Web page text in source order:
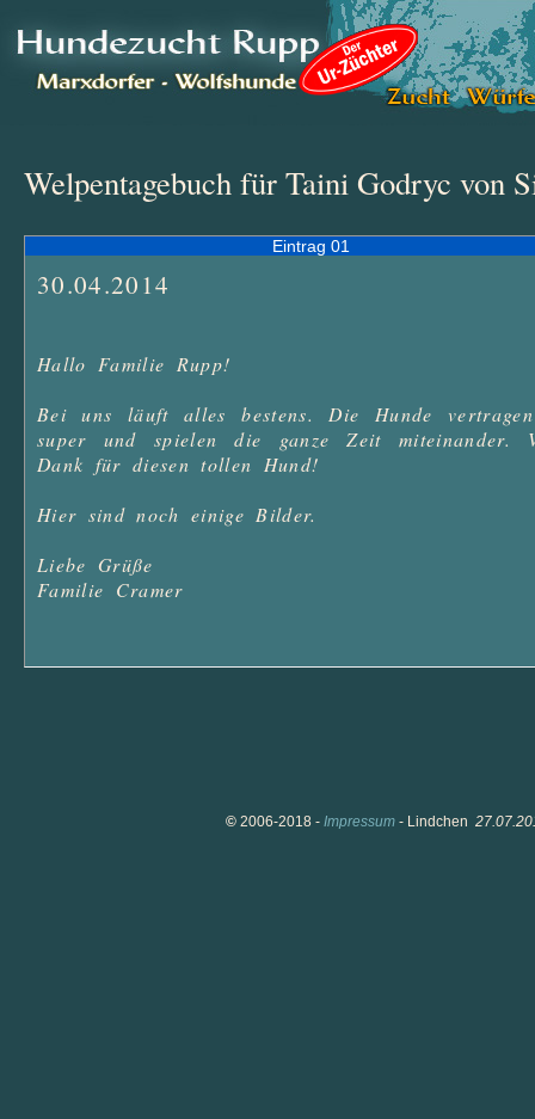
Welpentagebuch für Taini Godryc von
Eintrag 01
30.04.2014
Hallo Familie Rupp!
Bei uns läuft alles bestens. Die Hunde
super und spielen die ganze Zeit miteinander.
Dank für diesen tollen Hund!
Hier sind noch einige Bilder.
Liebe Grüße
Familie Cramer
© 2006-2018 - Impressum - Lindchen